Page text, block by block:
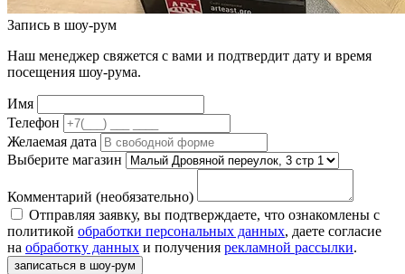
Запись в шоу-рум
Наш менеджер свяжется с вами и подтвердит дату и время
посещения шоу-рума.
Имя
Телефон
Желаемая дата
Выберите магазин
Комментарий (необязательно)
Отправляя заявку, вы подтверждаете, что ознакомлены с
политикой обработки персональных данных, даете согласие
на обработку данных и получения рекламной рассылки.
записаться в шоу-рум